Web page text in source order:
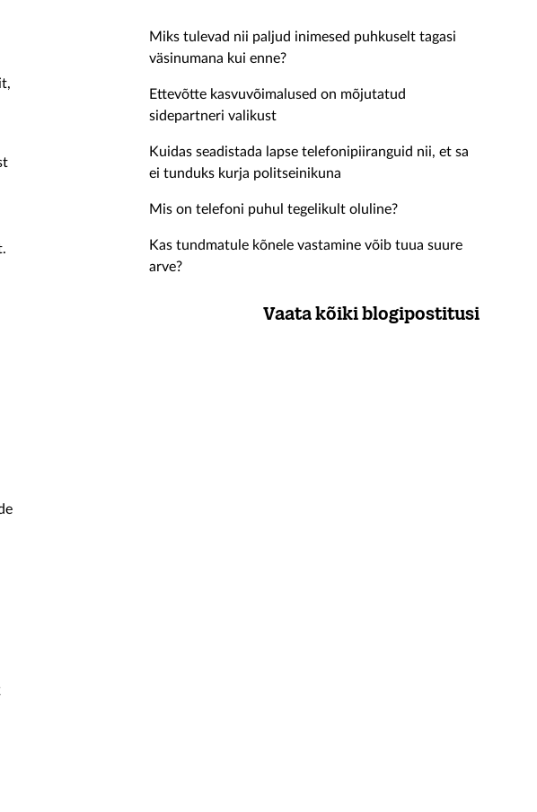
Miks tulevad nii paljud inimesed puhkuselt tagasi
väsinumana kui enne?
Ettevõtte kasvuvõimalused on mõjutatud
sidepartneri valikust
Kuidas seadistada lapse telefonipiiranguid nii, et sa
ei tunduks kurja politseinikuna
Mis on telefoni puhul tegelikult oluline?
Kas tundmatule kõnele vastamine võib tuua suure
arve?
Vaata kõiki blogipostitusi